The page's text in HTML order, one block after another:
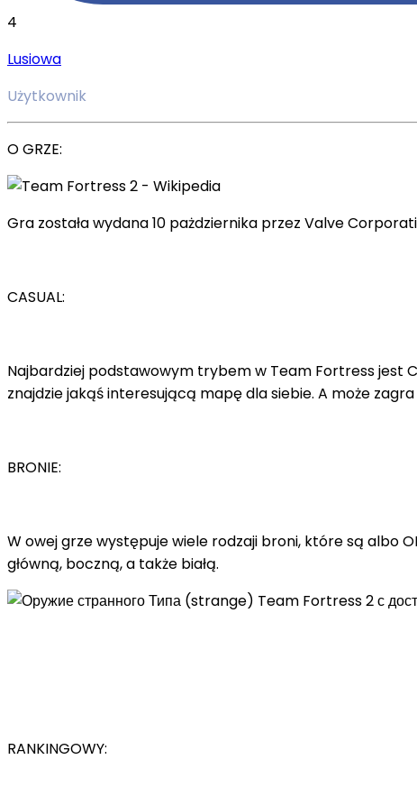
4
Lusiowa
Użytkownik
O GRZE:
Gra została wydana 10 pażdziernika przez Valve
CASUAL:
Najbardziej podstawowym trybem w Team Fortress jest
znajdzie jakąś interesującą mapę dla siebie. A może
BRONIE:
W owej grze występuje wiele rodzaji broni, które są albo
główną, boczną, a także białą.
RANKINGOWY: